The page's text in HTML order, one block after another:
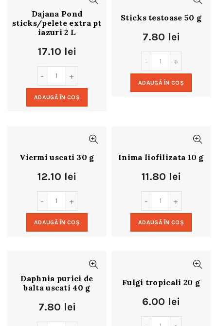
Dajana Pond
sticks/pelete extra pt
iazuri 2 L
17.10 lei
ADAUGĂ ÎN COȘ
Sticks testoase 50 g
7.80 lei
ADAUGĂ ÎN COȘ
Viermi uscati 30 g
12.10 lei
ADAUGĂ ÎN COȘ
Inima liofilizata 10 g
11.80 lei
ADAUGĂ ÎN COȘ
Daphnia purici de
balta uscati 40 g
7.80 lei
Fulgi tropicali 20 g
6.00 lei